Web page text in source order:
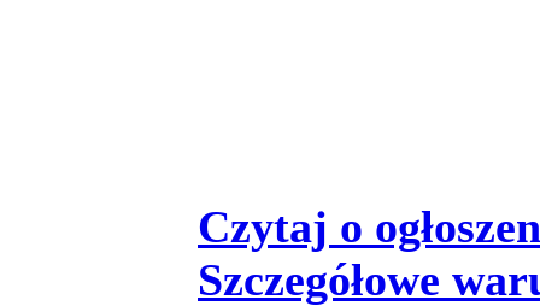
Czytaj o
Szczegółowe